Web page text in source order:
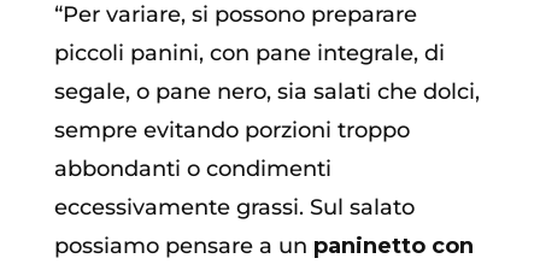
“Per variare, si possono preparare
piccoli panini, con pane integrale, di
segale, o pane nero, sia salati che dolci,
sempre evitando porzioni troppo
abbondanti o condimenti
eccessivamente grassi. Sul salato
possiamo pensare a un paninetto con